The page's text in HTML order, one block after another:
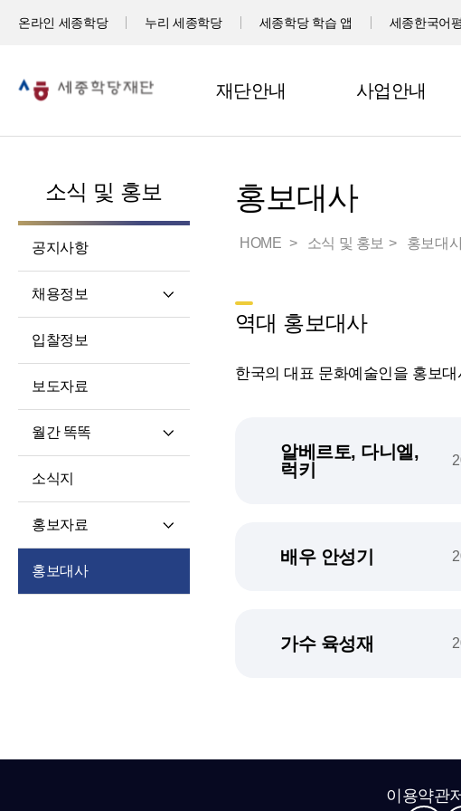
온라인 세종학당 누리 세종학당 세종학당 학습 앱 세종한국어
재단안내 사업안내
소식 및 홍보
공지사항
채용정보
입찰정보
보도자료
월간 똑똑
소식지
홍보자료
홍보대사
홍보대사
HOME 소식 및 홍보 홍보대
역대 홍보대사
한국의 대표 문화예술인을 홍보
알베르토, 다니엘,
럭키
배우 안성기
가수 육성재
이용약관